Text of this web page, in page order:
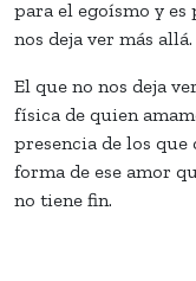
para el egoísmo y es
nos deja ver más allá.
El que no nos deja
física de quien
presencia de los que
forma de ese amor
no tiene fin.